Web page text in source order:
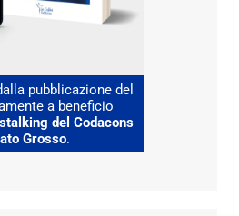
pubblicazione del
a beneficio
del Codacons
Grosso.